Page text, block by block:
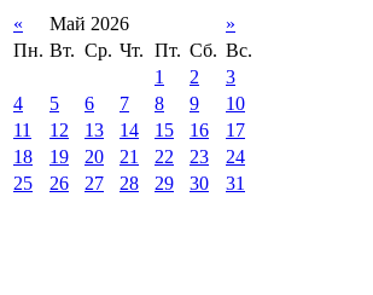
« Май 2026
»
Пн. Вт. Ср. Чт. Пт. Сб. Вс.
1
2
3
4
5 6 7 8 9
10
11
12 13 14 15 16
17
18
19 20 21 22 23
24
25
26 27 28 29 30 31